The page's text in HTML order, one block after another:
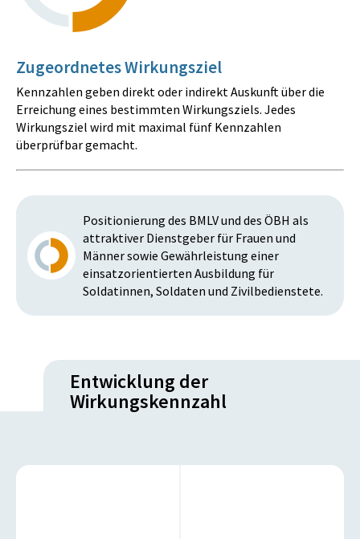
Zugeordnetes Wirkungsziel
Kennzahlen geben direkt oder indirekt Auskunft über die
Erreichung eines bestimmten Wirkungsziels. Jedes
Wirkungsziel wird mit maximal fünf Kennzahlen
überprüfbar gemacht.
Positionierung des BMLV und des ÖBH als
attraktiver Dienstgeber für Frauen und
Männer sowie Gewährleistung einer
einsatzorientierten Ausbildung für
Soldatinnen, Soldaten und Zivilbedienstete.
Entwicklung der
Wirkungskennzahl